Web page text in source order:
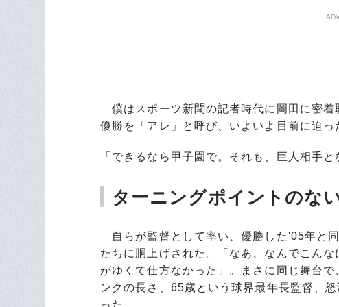
ターニングポイントのな
ンクの長さ、65歳という球界最年長監督、
った。
「シーズンの中で必ず節目というか、ター
な」
球」の真髄がぎっしりと詰まっていた。リ
に迫られた。8回裏、あとは逃げ切るだけの
【次ページ】 「どうして